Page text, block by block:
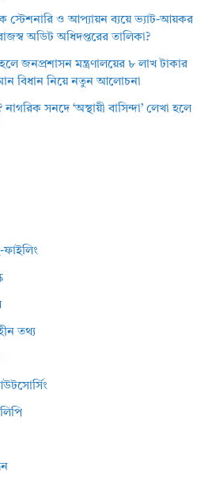
স্টেশনারি ও আপ্যায়ন ব্যয়ে ভ্যাট-আয়কর
অডিট অধিদপ্তরের তালিকা?
জনপ্রশাসন মন্ত্রণালয়ের ৮ লাখ টাকার
বিধান নিয়ে নতুন আলোচনা
সনদে ‘অস্থায়ী বাসিন্দা’ লেখা হলে
তথ্য